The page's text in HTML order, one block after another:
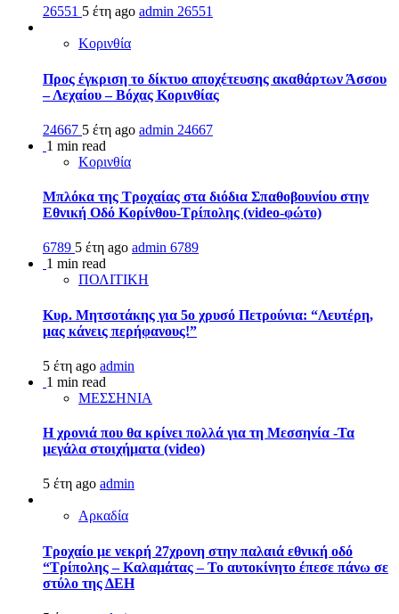
26551 5 έτη ago admin 26551
Κορινθία
Προς έγκριση το δίκτυο αποχέτευσης ακαθάρτων Άσσου
– Λεχαίου – Βόχας Κορινθίας
24667 5 έτη ago admin 24667
1 min read
Κορινθία
Μπλόκα της Τροχαίας στα διόδια Σπαθοβουνίου στην
Εθνική Οδό Κορίνθου-Τρίπολης (video-φώτο)
6789 5 έτη ago admin 6789
1 min read
ΠΟΛΙΤΙΚΗ
Κυρ. Μητσοτάκης για 5ο χρυσό Πετρούνια: “Λευτέρη,
μας κάνεις περήφανους!”
5 έτη ago admin
1 min read
ΜΕΣΣΗΝΙΑ
Η χρονιά που θα κρίνει πολλά για τη Μεσσηνία -Τα
μεγάλα στοιχήματα (video)
5 έτη ago admin
Αρκαδία
Τροχαίο με νεκρή 27χρονη στην παλαιά εθνική οδό
“Τρίπολης – Καλαμάτας – Το αυτοκίνητο έπεσε πάνω σε
στύλο της ΔΕΗ